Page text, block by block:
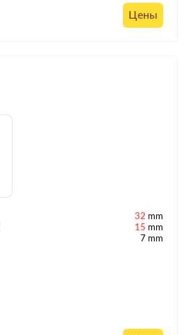
Цены
32 mm
15 mm
7 mm